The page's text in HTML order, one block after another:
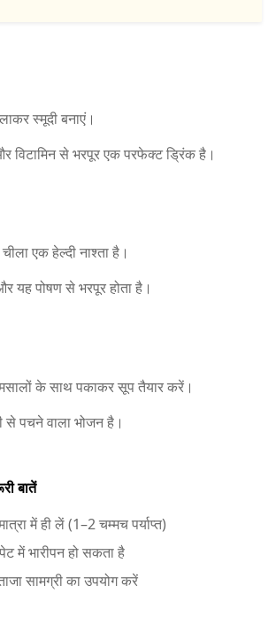
स्मूदी बनाएं।
विटामिन से भरपूर एक परफेक्ट ड्रिंक है।
एक हेल्दी नाश्ता है।
यह पोषण से भरपूर होता है।
के साथ पकाकर सूप तैयार करें।
पचने वाला भोजन है।
बातें
में ही लें (1–2 चम्मच पर्याप्त)
में भारीपन हो सकता है
सामग्री का उपयोग करें